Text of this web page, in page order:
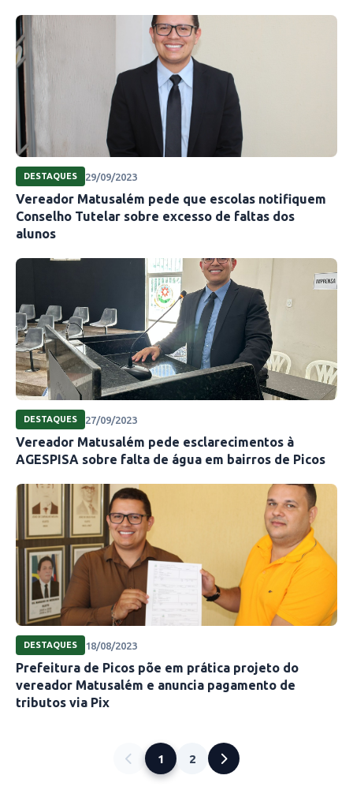
DESTAQUES 29/09/2023
Vereador Matusalém pede que escolas notifiquem
Conselho Tutelar sobre excesso de faltas dos
alunos
DESTAQUES 27/09/2023
Vereador Matusalém pede esclarecimentos à
AGESPISA sobre falta de água em bairros de Picos
DESTAQUES 18/08/2023
Prefeitura de Picos põe em prática projeto do
vereador Matusalém e anuncia pagamento de
tributos via Pix
1 2